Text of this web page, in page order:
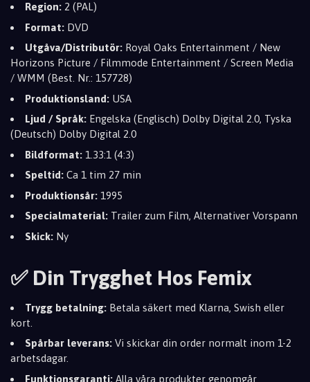
Region: 2 (PAL)
Format: DVD
Utgåva/Distributör: Royal Oaks Entertainment / New
Horizons Picture / Filmmode Entertainment / Screen Media
/ WMM (Best. Nr.: 157728)
Produktionsland: USA
Ljud / Språk: Engelska (Englisch) Dolby Digital 2.0, Tyska
(Deutsch) Dolby Digital 2.0
Bildformat: 1.33:1 (4:3)
Speltid: Ca 1 tim 27 min
Produktionsår: 1995
Specialmaterial: Trailer zum Film, Alternativer Vorspann
Skick: Ny
✅ Din Trygghet Hos Femix
Trygg betalning: Betala säkert med Klarna, Swish eller
kort.
Spårbar leverans: Vi skickar din order normalt inom 1-2
arbetsdagar.
Funktionsgaranti: Alla våra produkter genomgår